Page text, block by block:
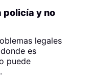
policía y no
legales
es
puede